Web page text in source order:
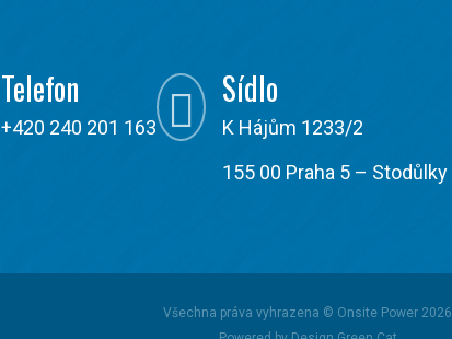
Telefon
+420 240 201 163  Sídlo
K Hájům 1233/2
155 00 Praha 5 – Stodůlky
Všechna práva vyhrazena © Onsite Power 2026